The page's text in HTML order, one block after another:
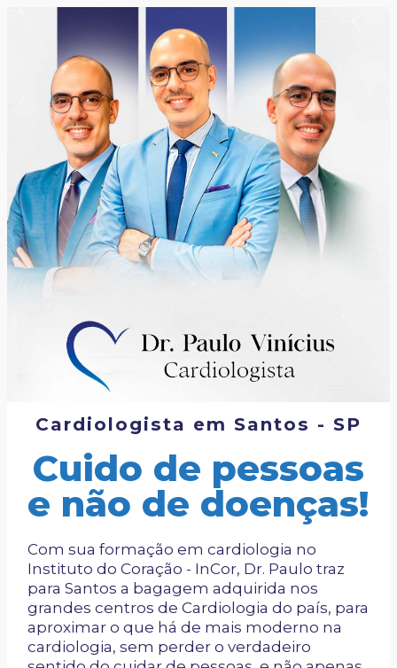
Cardiologista em Santos - SP
Cuido de pessoas
e não de doenças!
Com sua formação em cardiologia no
Instituto do Coração - InCor, Dr. Paulo traz
para Santos a bagagem adquirida nos
grandes centros de Cardiologia do país, para
aproximar o que há de mais moderno na
cardiologia, sem perder o verdadeiro